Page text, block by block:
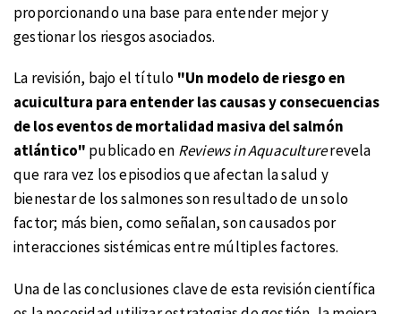
proporcionando una base para entender mejor y
gestionar los riesgos asociados.
La revisión, bajo el título "Un modelo de riesgo en
acuicultura para entender las causas y consecuencias
de los eventos de mortalidad masiva del salmón
atlántico" publicado en Reviews in Aquaculturerevela
que rara vez los episodios que afectan la salud y
bienestar de los salmones son resultado de un solo
factor; más bien, como señalan, son causados por
interacciones sistémicas entre múltiples factores.
Una de las conclusiones clave de esta revisión científica